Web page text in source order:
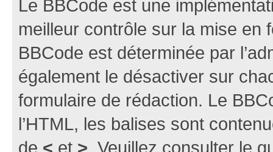
Le BBCode est une
meilleur contrôle sur la mise en
BBCode est déterminée par
également le désactiver sur
formulaire de rédaction. Le
l’HTML, les balises sont
de < et >. Veuillez consulter le